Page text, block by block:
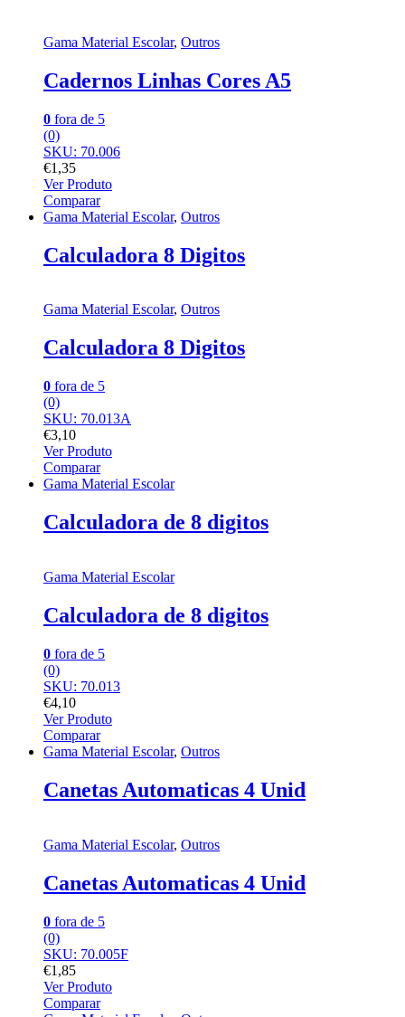
Gama Material Escolar, Outros
Cadernos Linhas Cores A5
0 fora de 5
(0)
SKU: 70.006
€1,35
Ver Produto
Comparar
Gama Material Escolar, Outros
Calculadora 8 Digitos
Gama Material Escolar, Outros
Calculadora 8 Digitos
0 fora de 5
(0)
SKU: 70.013A
€3,10
Ver Produto
Comparar
Gama Material Escolar
Calculadora de 8 digitos
Gama Material Escolar
Calculadora de 8 digitos
0 fora de 5
(0)
SKU: 70.013
€4,10
Ver Produto
Comparar
Gama Material Escolar, Outros
Canetas Automaticas 4 Unid
Gama Material Escolar, Outros
Canetas Automaticas 4 Unid
0 fora de 5
(0)
SKU: 70.005F
€1,85
Ver Produto
Comparar